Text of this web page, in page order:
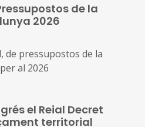
de la
2026
de pressupostos de la
al 2026
el Reial Decret
territorial